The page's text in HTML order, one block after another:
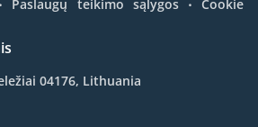
Paslaugų teikimo sąlygos
Cookie
04176, Lithuania